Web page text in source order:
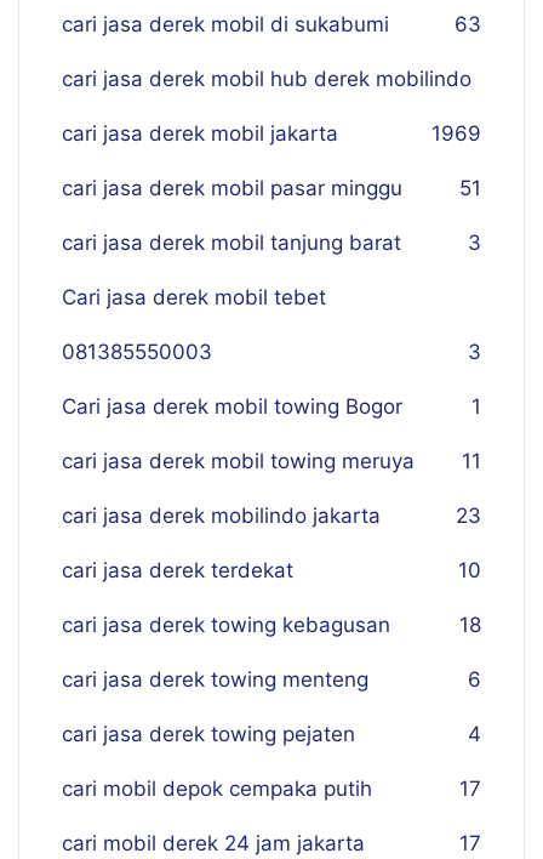
cari jasa derek mobil di sukabumi 63
cari jasa derek mobil hub derek mobilindo
69
cari jasa derek mobil jakarta 19
cari jasa derek mobil pasar minggu 51
cari jasa derek mobil tanjung barat 3
Cari jasa derek mobil tebet
081385550003 3
Cari jasa derek mobil towing Bogor 1
cari jasa derek mobil towing meruya 11
cari jasa derek mobilindo jakarta 23
cari jasa derek terdekat 10
cari jasa derek towing kebagusan 18
cari jasa derek towing menteng 6
cari jasa derek towing pejaten 4
cari mobil depok cempaka putih 17
cari mobil derek 24 jam jakarta 17